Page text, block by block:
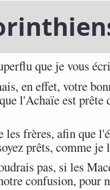
que je vous
en effet, votre
l'Achaïe est prête
les frères, afin que
prêts, comme
pas, si les
confusion, pour